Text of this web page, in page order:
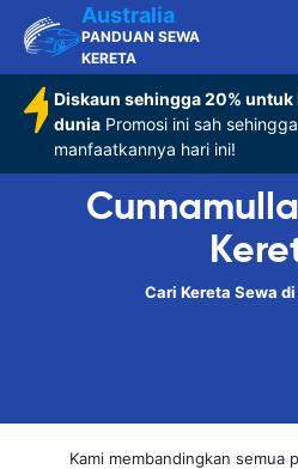
Australia
PANDUAN SEWA
KERETA
Diskaun sehingga 20%
dunia Promosi ini sah
manfaatkannya hari ini!
Cari Kereta Sewa
Kami membandingkan semua